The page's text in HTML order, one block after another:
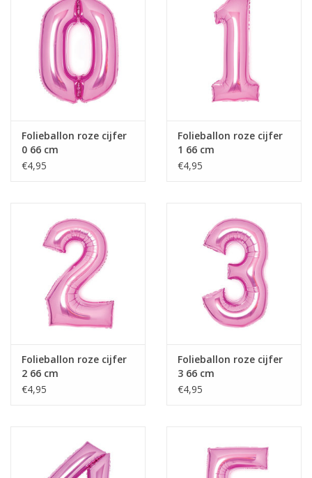
Schmink&beauty
Accessoires
Folieballon roze cijfer
0 66 cm
€4,95
Folieballon roze cijfer
1 66 cm
€4,95
Folieballon roze cijfer
2 66 cm
€4,95
Folieballon roze cijfer
3 66 cm
€4,95